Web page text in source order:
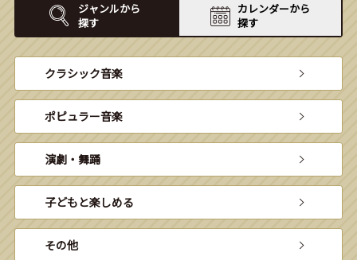
ジャンルから
探す
カレンダーから
探す
クラシック音楽
ポピュラー音楽
演劇・舞踊
子どもと楽しめる
その他